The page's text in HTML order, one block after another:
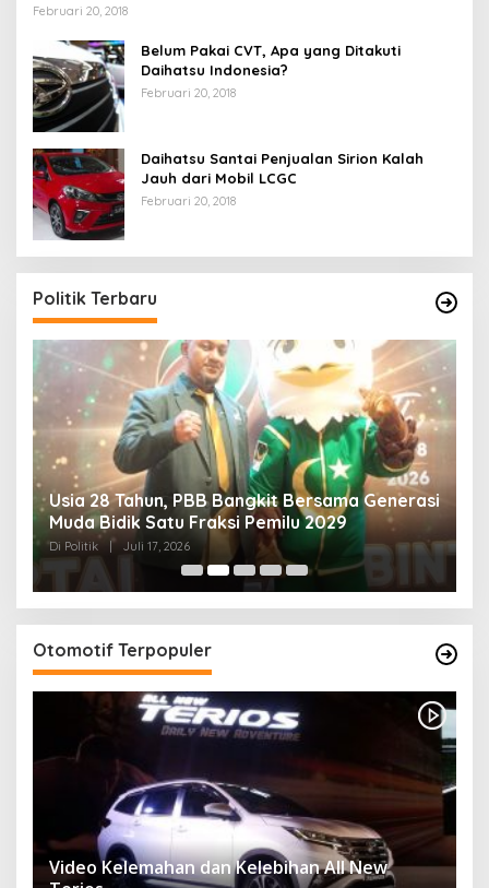
Februari 20, 2018
Belum Pakai CVT, Apa yang Ditakuti
Daihatsu Indonesia?
Februari 20, 2018
Daihatsu Santai Penjualan Sirion Kalah
Jauh dari Mobil LCGC
Februari 20, 2018
Politik Terbaru
Usia 28 Tahun, PBB Bangkit Bersama Generasi
Muda Bidik Satu Fraksi Pemilu 2029
Di Politik | Juli 17, 2026
Otomotif Terpopuler
Video Kelemahan dan Kelebihan All New